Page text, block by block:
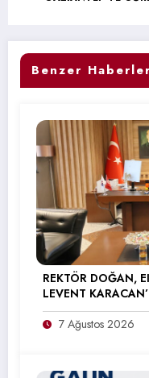
Benzer
REKTÖR DOĞAN,
LEVENT
7 Ağustos 2026